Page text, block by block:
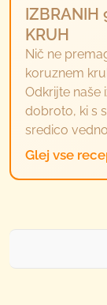
IZBRANIH
KRUH
Nič ne
koruznem
Odkrijte naše
dobroto, ki s
sredico
Glej vse